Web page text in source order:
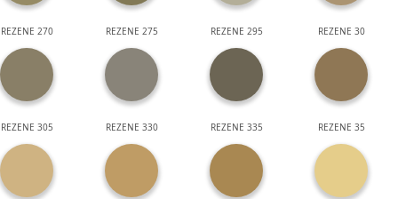
REZENE 270 REZENE 275 REZENE 295 REZENE 30
REZENE 305 REZENE 330 REZENE 335 REZENE 35